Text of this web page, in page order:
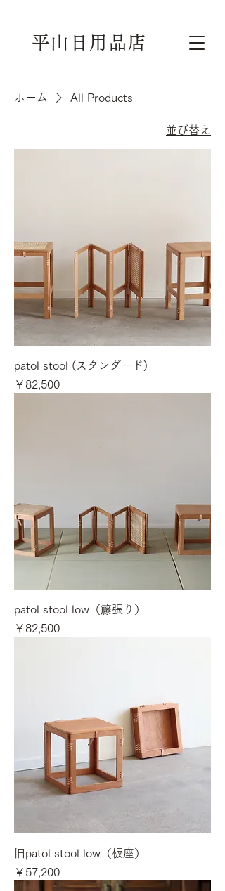
平山日用品店
ホーム All Products
並び替え
patol stool (スタンダード)
価格
￥82,500
patol stool low（籐張り）
価格
￥82,500
旧patol stool low（板座）
価格
￥57,200